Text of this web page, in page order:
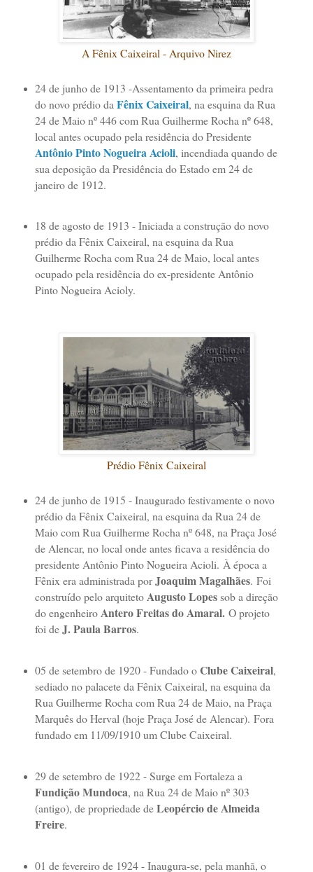
A Fênix Caixeiral - Arquivo Nirez
24 de junho de 1913 -Assentamento da primeira pedra
do novo prédio da Fênix Caixeiral, na esquina da Rua
24 de Maio nº 446 com Rua Guilherme Rocha nº 648,
local antes ocupado pela residência do Presidente
Antônio Pinto Nogueira Acioli, incendiada quando de
sua deposição da Presidência do Estado em 24 de
janeiro de 1912.
18 de agosto de 1913 - Iniciada a construção do novo
prédio da Fênix Caixeiral, na esquina da Rua
Guilherme Rocha com Rua 24 de Maio, local antes
ocupado pela residência do ex-presidente Antônio
Pinto Nogueira Acioly.
Prédio Fênix Caixeiral
24 de junho de 1915 - Inaugurado festivamente o novo
prédio da Fênix Caixeiral, na esquina da Rua 24 de
Maio com Rua Guilherme Rocha nº 648, na Praça José
de Alencar, no local onde antes ficava a residência do
presidente Antônio Pinto Nogueira Acioli. À época a
Fênix era administrada porJoaquim Magalhães. Foi
construído pelo arquitetoAugusto Lopessob a direção
do engenheiroAntero Freitas do Amaral. O projeto
foi deJ. Paula Barros.
05 de setembro de 1920 - Fundado oClube Caixeiral,
sediado no palacete da Fênix Caixeiral, na esquina da
Rua Guilherme Rocha com Rua 24 de Maio, na Praça
Marquês do Herval (hoje Praça José de Alencar). Fora
fundado em 11/09/1910 um Clube Caixeiral.
29 de setembro de 1922 - Surge em Fortaleza a
Fundição Mundoca, na Rua 24 de Maio nº 303
(antigo), de propriedade deLeopércio de Almeida
Freire.
01 de fevereiro de 1924 - Inaugura-se, pela manhã, o